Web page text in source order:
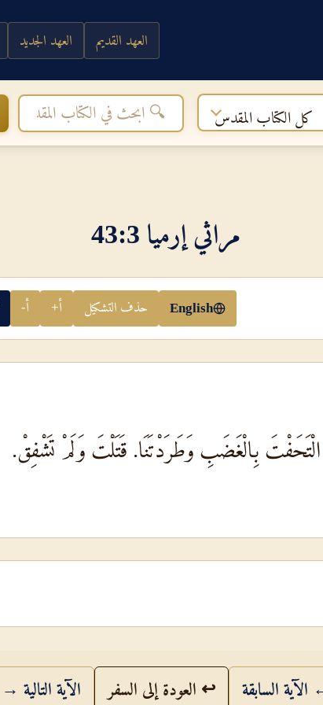
العهد القديم العهد الجديد
كل الكتاب المقدس
مراثي إرميا 3‏:‏43
English حذف التشكيل أ+ أ-
الْتَحَفْتَ بِالْغَضَبِ وَطَرَدْتَنَا. قَتَلْتَ وَلَمْ تَشْفِقْ.
الآية السابقة ↩ العودة إلى السفر الآية التالية →